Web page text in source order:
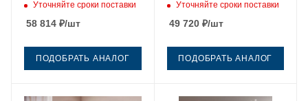
стекло прозрачное
поддона
Уточняйте сроки поставки
58 814 ₽/шт
ПОДОБРАТЬ АНАЛОГ
стекло прозрачное
поддона
Уточняйте сроки поставки
49 720₽/шт
ПОДОБРАТЬ АНАЛОГ